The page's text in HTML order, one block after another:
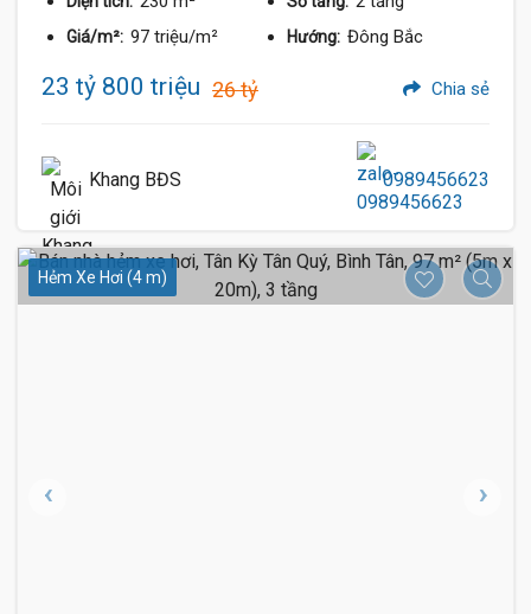
Giá/m²: 97 triệu/m² Hướng: Đông Bắc
23 tỷ 800 triệu 26 tỷ Chia sẻ
Khang BĐS 0989456623
Hẻm Xe Hơi (4 m)